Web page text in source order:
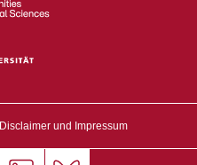
Disclaimer und Impressum